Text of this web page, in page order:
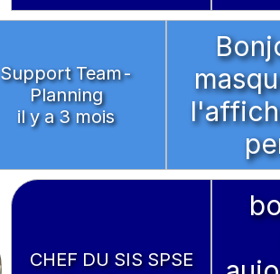
Support Team-
Planning
il y a 3 mois
CHEF DU SIS SPSE